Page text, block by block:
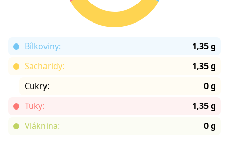
Bílkoviny:
1,35 g
Sacharidy:
1,35 g
Cukry:
0 g
Tuky:
1,35 g
Vláknina:
0 g